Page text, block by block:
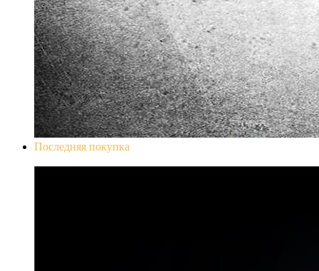
Последняя покупка